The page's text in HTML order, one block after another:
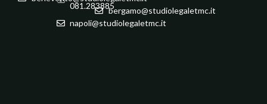
081.283885
napoli@studiolegaletmc.it
bergamo@studiolegaletmc.it